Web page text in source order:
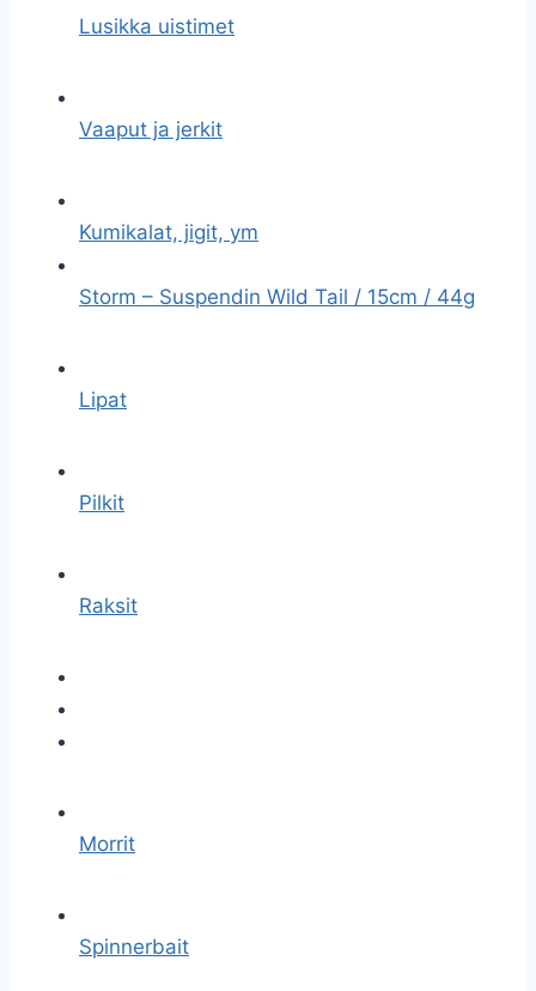
Lusikka uistimet
Vaaput ja jerkit
Kumikalat, jigit, ym
Storm – Suspendin Wild Tail / 15cm / 44g
Lipat
Pilkit
Raksit
Morrit
Spinnerbait